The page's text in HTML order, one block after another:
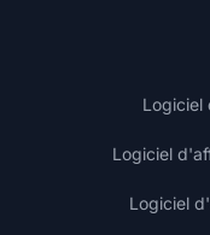
Logiciel
Logiciel
Logiciel